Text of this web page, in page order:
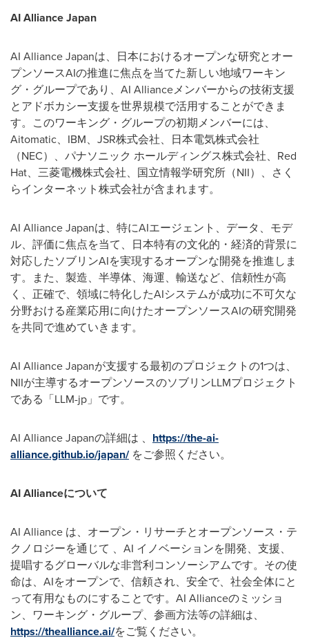
AI Alliance Japan
AI Alliance Japanは、日本におけるオープンな研究とオー
プンソースAIの推進に焦点を当てた新しい地域ワーキン
グ・グループであり、AI Allianceメンバーからの技術支援
とアドボカシー支援を世界規模で活用することができま
す。このワーキング・グループの初期メンバーには、
Aitomatic、IBM、JSR株式会社、日本電気株式会社
（NEC）、パナソニック ホールディングス株式会社、Red
Hat、三菱電機株式会社、国立情報学研究所（NII）、さく
らインターネット株式会社が含まれます。
AI Alliance Japanは、特にAIエージェント、データ、モデ
ル、評価に焦点を当て、日本特有の文化的・経済的背景に
対応したソブリンAIを実現するオープンな開発を推進しま
す。また、製造、半導体、海運、輸送など、信頼性が高
く、正確で、領域に特化したAIシステムが成功に不可欠な
分野おける産業応用に向けたオープンソースAIの研究開発
を共同で進めていきます。
AI Alliance Japanが支援する最初のプロジェクトの1つは、
NIIが主導するオープンソースのソブリンLLMプロジェクト
である「LLM-jp」です。
AI Alliance Japanの詳細は 、 https://the-ai-
alliance.github.io/japan/をご参照ください。
AI Allianceについて
AI Alliance は、オープン・リサーチとオープンソース・テ
クノロジーを通じて 、AI イノベーションを開発、支援、
提唱するグローバルな非営利コンソーシアムです。その使
命は、AIをオープンで、信頼され、安全で、社会全体にと
って有用なものにすることです。AI Allianceのミッショ
ン、ワーキング・グループ、参画方法等の詳細は、
https://thealliance.ai/をご覧ください。